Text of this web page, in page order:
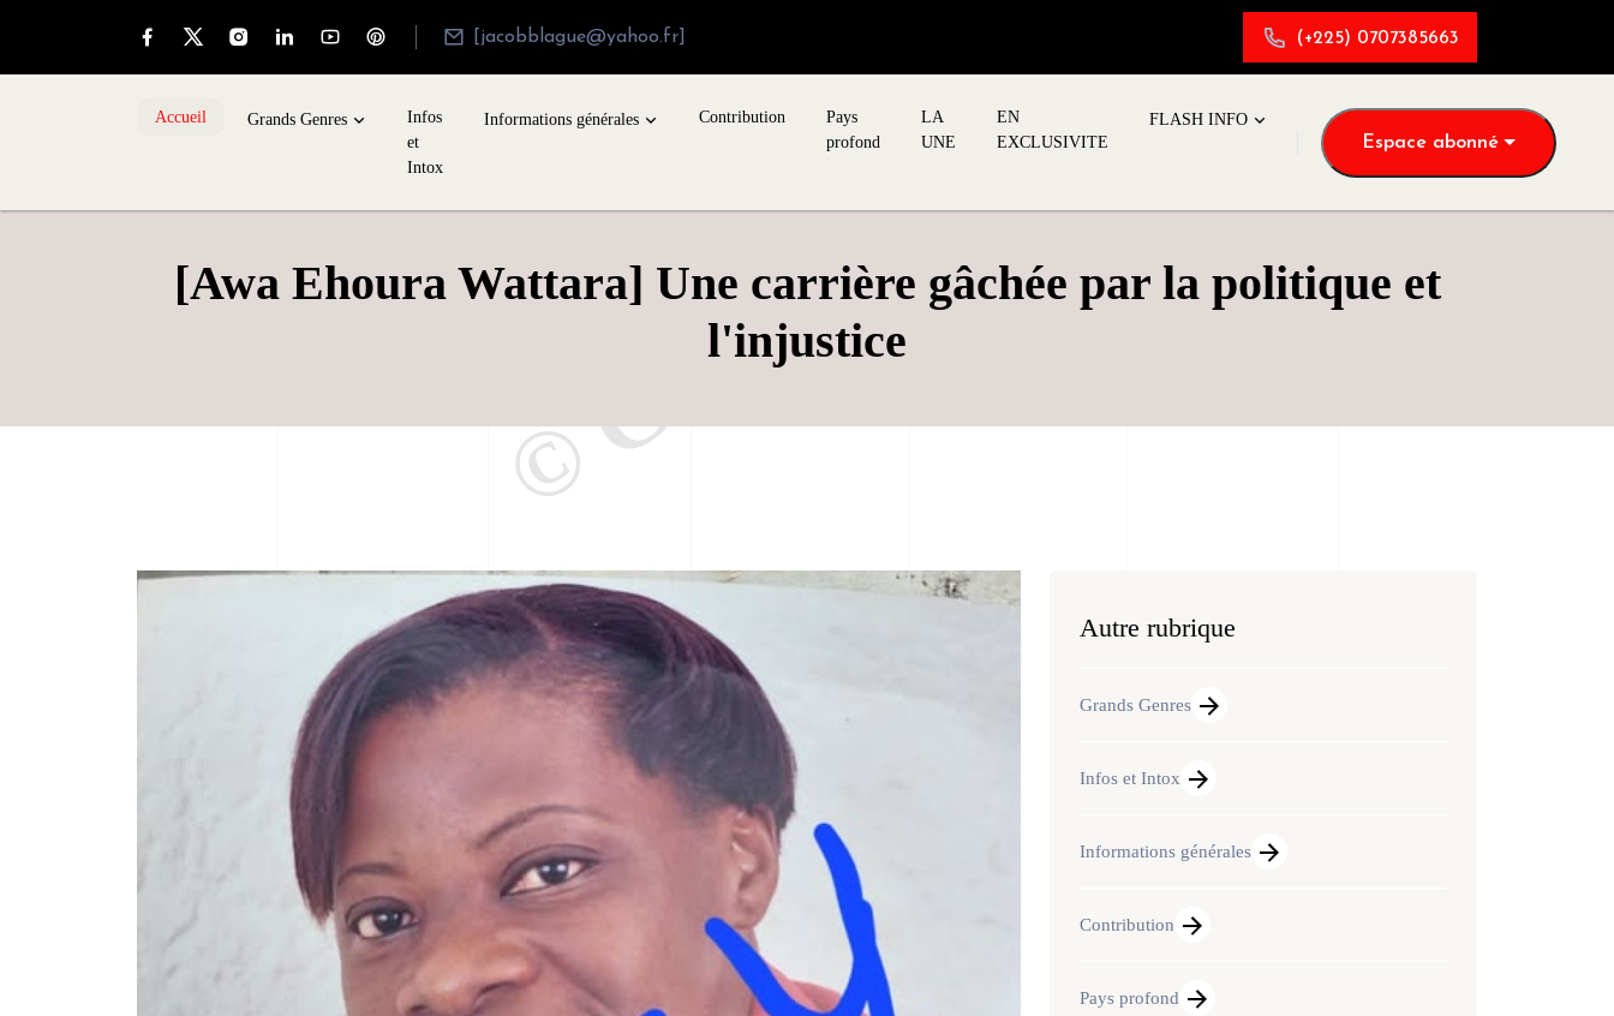
[jacobblague@yahoo.fr] (+225) 0707385663
Accueil Grands Genres
Infos
et
Intox
Informations générales Contribution
Pays
profond
LA
UNE
EN
EXCLUSIVITE
FLASH INFO
Espace abonné
[Awa Ehoura Wattara] Une carrière gâchée par la politique et
l'injustice
Autre rubrique
Grands Genres
Infos et Intox
Informations générales
Contribution
Pays profond